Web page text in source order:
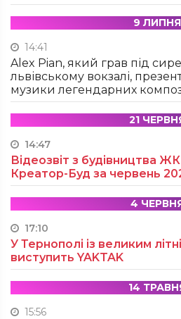
9 ЛИПНЯ
14:41
Alex Pian, який грав під
львівському вокзалі,
музики легендарних
21
14:47
Відеозвіт з будівництва
Креатор-Буд за червень
4
17:10
У Тернополі із великим
виступить YAKTAK
14
15:56